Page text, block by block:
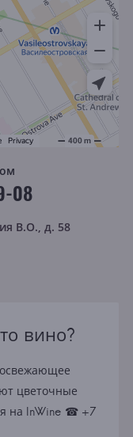
08
В.О., д. 58
вино?
цветочные
на InWine ☎ +7